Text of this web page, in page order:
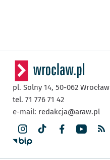
pl. Solny 14, 50-062 Wrocław
tel. 71 776 71 42
e-mail: redakcja@araw.pl